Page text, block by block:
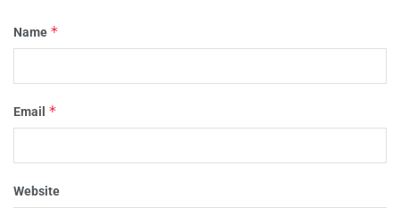
Name *
Email *
Website